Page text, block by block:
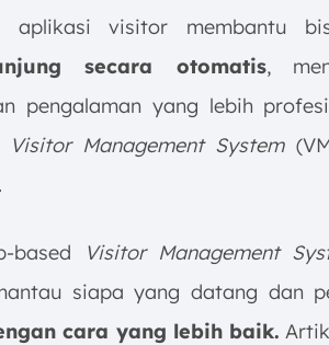
visitor membantu
secara otomatis,
pengalaman yang lebih
Visitor Management System
based Visitor Management
siapa yang datang dan
cara yang lebih baik.